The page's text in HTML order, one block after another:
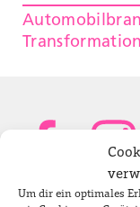
Um dir ein optimales
Transformation